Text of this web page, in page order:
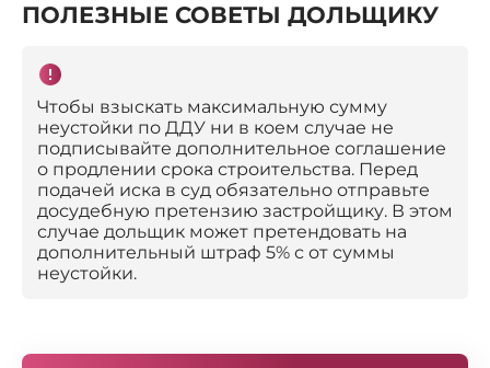
ПОЛЕЗНЫЕ СОВЕТЫ ДОЛЬЩИКУ
Чтобы взыскать максимальную сумму
неустойки по ДДУ ни в коем случае не
подписывайте дополнительное соглашение
о продлении срока строительства. Перед
подачей иска в суд обязательно отправьте
досудебную претензию застройщику. В этом
случае дольщик может претендовать на
дополнительный штраф 5% с от суммы
неустойки.